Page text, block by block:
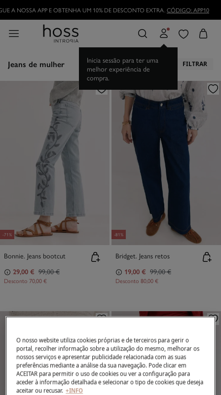
TORNE-SE HOSSLOVERE APROVEITE AS VANTAGENS
Jeans de mulher FILTRAR
-71%
Bonnie. Jeans bootcut
29,00 € 99,00 €
Desconto 70,00 €
-81%
Bridget. Jeans retos
19,00 € 99,00 €
Desconto 80,00 €
O nosso website utiliza cookies próprias e de terceiros para gerir o
portal, recolher informação sobre a utilização do mesmo, melhorar os
nossos serviços e apresentar publicidade relacionada com as suas
preferências mediante a análise da sua navegação. Pode clicar em
ACEITAR para permitir o uso de cookies ou ver a configuração para
aceder à informação detalhada e selecionar o tipo de cookies que deseja
aceitar ou recusar. +INFO